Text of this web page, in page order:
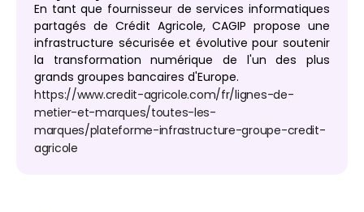
En tant que fournisseur de services informatiques
partagés de Crédit Agricole, CAGIP propose une
infrastructure sécurisée et évolutive pour soutenir
la transformation numérique de l'un des plus
grands groupes bancaires d'Europe.
https://www.credit-agricole.com/fr/lignes-de-
metier-et-marques/toutes-les-
marques/plateforme-infrastructure-groupe-credit-
agricole